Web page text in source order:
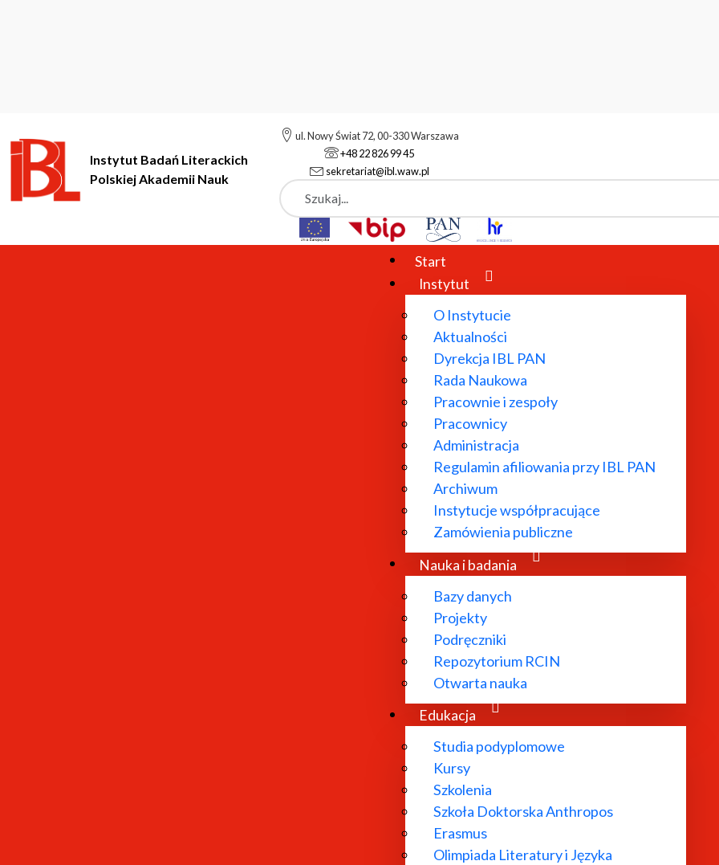
Instytut Badań Literackich
Polskiej Akademii Nauk
ul. Nowy Świat 72, 00-330 Warszawa
+48 22 826 99 45
sekretariat@ibl.waw.pl
Szukaj
Start
Instytut
O Instytucie
Aktualności
Dyrekcja IBL PAN
Rada Naukowa
Pracownie i zespoły
Pracownicy
Administracja
Regulamin afiliowania przy IBL PAN
Archiwum
Instytucje współpracujące
Zamówienia publiczne
Nauka i badania
Bazy danych
Projekty
Podręczniki
Repozytorium RCIN
Otwarta nauka
Edukacja
Studia podyplomowe
Kursy
Szkolenia
Szkoła Doktorska Anthropos
Erasmus
Olimpiada Literatury i Języka
Instytut Badań Literackich PAN został powołany w
prowadzonych w Instytucie jest historia literatury
polskiej, a także rozbudowane prace bibliograficzne i
dokumentacyjne, leksykograficzne oraz edytorskie.